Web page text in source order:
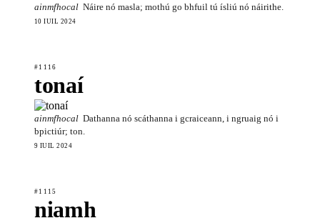
ainmfhocal Náire nó masla; mothú go bhfuil tú ísliú nó náirithe.
10 IÚIL 2024
#1116
tonaí
ainmfhocal Dathanna nó scáthanna i gcraiceann, i ngruaig nó i
bpictiúr; ton.
9 IÚIL 2024
#1115
niamh